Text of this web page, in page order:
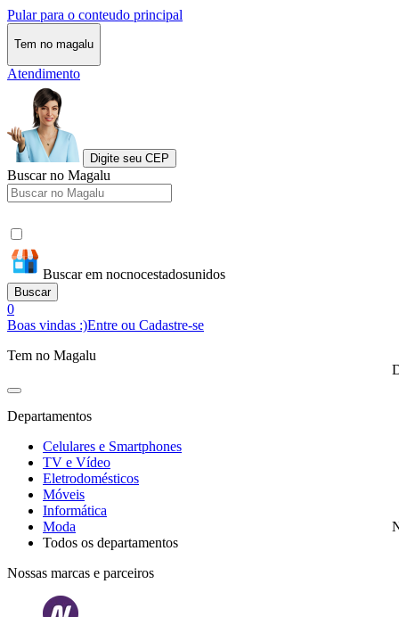
Pular para o conteudo principal
Tem no magalu
Atendimento
Digite seu CEP
Buscar no Magalu
Buscar em nocnocestadosunidos
Buscar
0
Boas vindas :)Entre ou Cadastre-se
Tem no Magalu
Departamentos
Celulares e Smartphones
TV e Vídeo
Eletrodomésticos
Móveis
Informática
Moda
Todos os departamentos
Nossas marcas e parceiros